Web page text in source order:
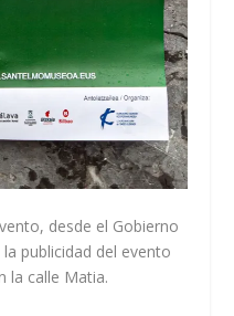
desde el Gobierno
publicidad del evento
la calle Matia.